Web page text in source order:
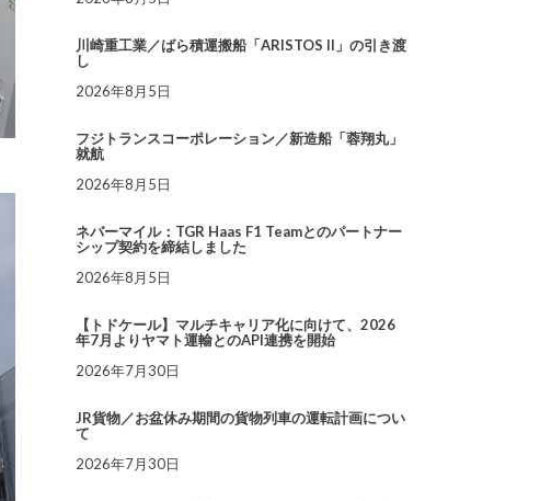
川崎重工業／ばら積運搬船「ARISTOS II」の引き渡
し
2026年8月5日
フジトランスコーポレーション／新造船「蓉翔丸」
就航
2026年8月5日
ネバーマイル：TGR Haas F1 Teamとのパートナー
シップ契約を締結しました
2026年8月5日
【トドケール】マルチキャリア化に向けて、2026
年7月よりヤマト運輸とのAPI連携を開始
2026年7月30日
JR貨物／お盆休み期間の貨物列車の運転計画につい
て
2026年7月30日